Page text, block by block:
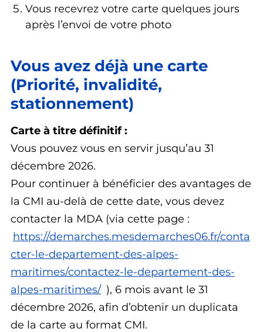
Vous recevrez votre carte quelques jours
après l’envoi de votre photo
Vous avez déjà une carte
(Priorité, invalidité,
stationnement)
Carte à titre définitif :
Vous pouvez vous en servir jusqu’au 31
décembre 2026.
Pour continuer à bénéficier des avantages de
la CMI au-delà de cette date, vous devez
contacter la MDA (via cette page :
https://demarches.mesdemarches06.fr/conta
cter-le-departement-des-alpes-
maritimes/contactez-le-departement-des-
alpes-maritimes/ ), 6 mois avant le 31
décembre 2026, afin d’obtenir un duplicata
de la carte au format CMI.